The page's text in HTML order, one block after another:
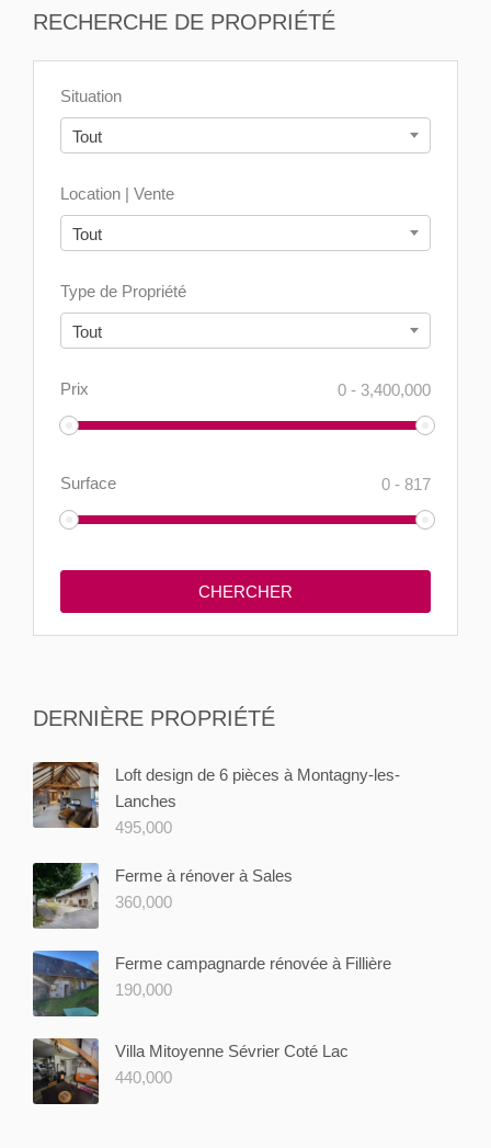
RECHERCHE DE PROPRIÉTÉ
Situation
Tout
Location | Vente
Tout
Type de Propriété
Tout
Prix 0 - 3,400,000
Surface 0 - 817
DERNIÈRE PROPRIÉTÉ
Loft design de 6 pièces à Montagny-les-
Lanches
495,000
Ferme à rénover à Sales
360,000
Ferme campagnarde rénovée à Fillière
190,000
Villa Mitoyenne Sévrier Coté Lac
440,000